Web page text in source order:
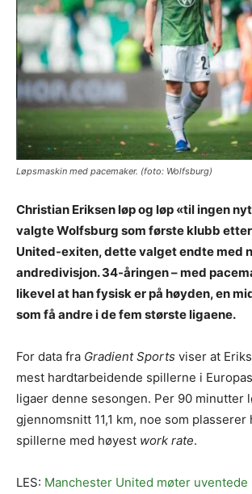
Løpsmaskin med pacemaker. (foto: Wolfsburg)
Christian Eriksen løp og løp «til ingen
valgte Wolfsburg som første klubb
United-exiten, dette valget endte med
andredivisjon. 34-åringen – med
likevel at han fysisk er på høyden, en
som få andre i de fem største ligaene.
For data fra Gradient Sports viser at
mest hardtarbeidende spillerne i
ligaer denne sesongen. Per 90 minutter
gjennomsnitt 11,1 km, noe som plasserer
spillerne med høyest work rate.
LES: Manchester United møter